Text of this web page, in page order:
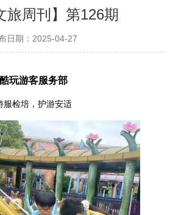
旅周刊】第126期
日期：2025-04-27
酷玩游客服务部
服检培，护游安适